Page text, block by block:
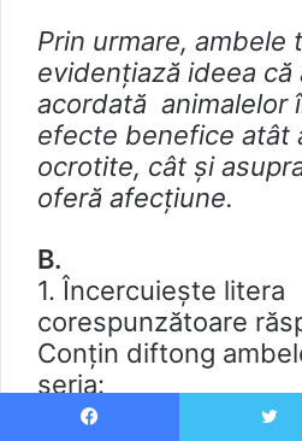
Prin urmare, ambele
evidențiază ideea că
acordată animalelor
efecte benefice atât
ocrotite, cât și
oferă afecțiune.
B.
1. Încercuieşte litera
corespunzătoare
Conţin diftong
seria: